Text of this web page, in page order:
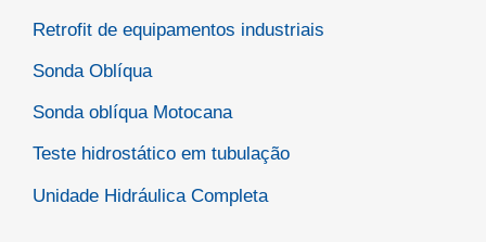
Retrofit de equipamentos industriais
Sonda Oblíqua
Sonda oblíqua Motocana
Teste hidrostático em tubulação
Unidade Hidráulica Completa